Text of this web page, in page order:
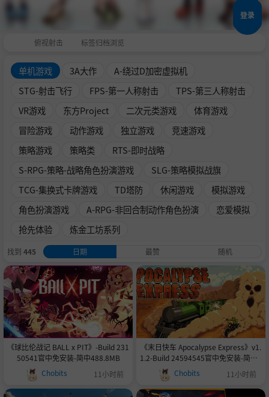
登录
俯视射击 标签归档浏览
单机游戏 3A大作
A-绕过D加密虚拟机
STG-射击飞行
FPS-第一人称射击
TPS-第三人称射击
VR游戏
东方Project 二次元类游戏
体育游戏
冒险游戏
动作游戏 独立游戏
竞速游戏
策略游戏
策略类
RTS-即时战略
S-RPG-策略-战略角色扮演游戏
SLG-策略模拟战旗
TCG-集换式卡牌游戏
TD塔防 休闲游戏
模拟游戏
角色扮演游戏
A-RPG-非回合制动作角色扮演
恋爱模拟
抢先体验
炼金工坊系列
找到 445 日期 最赞 随机
《球比伦战记 BALL x PIT》-Build 231
50541官中免安装-简中488.8MB
Chobits
11小时前
《末日快车 Apocalypse Express》v1.
1.2-Build 24594545官中免安装-简中9
29.8MB
Chobits 11小时前